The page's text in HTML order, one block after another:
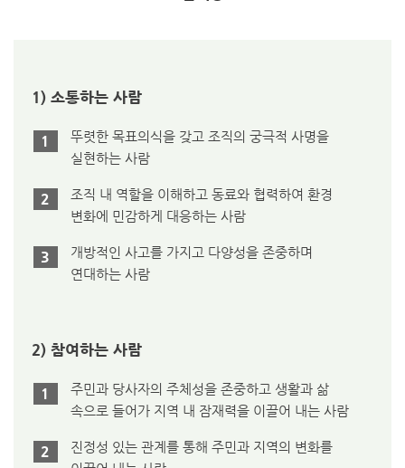
1) 소통하는 사람
1
뚜렷한 목표의식을 갖고 조직의 궁극적 사명을
실현하는 사람
2
조직 내 역할을 이해하고 동료와 협력하여 환경
변화에 민감하게 대응하는 사람
3
개방적인 사고를 가지고 다양성을 존중하며
연대하는 사람
2) 참여하는 사람
1
주민과 당사자의 주체성을 존중하고 생활과 삶
속으로 들어가 지역 내 잠재력을 이끌어 내는 사람
2
진정성 있는 관계를 통해 주민과 지역의 변화를